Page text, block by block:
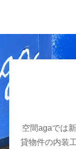
空間agaでは
貸物件の内装